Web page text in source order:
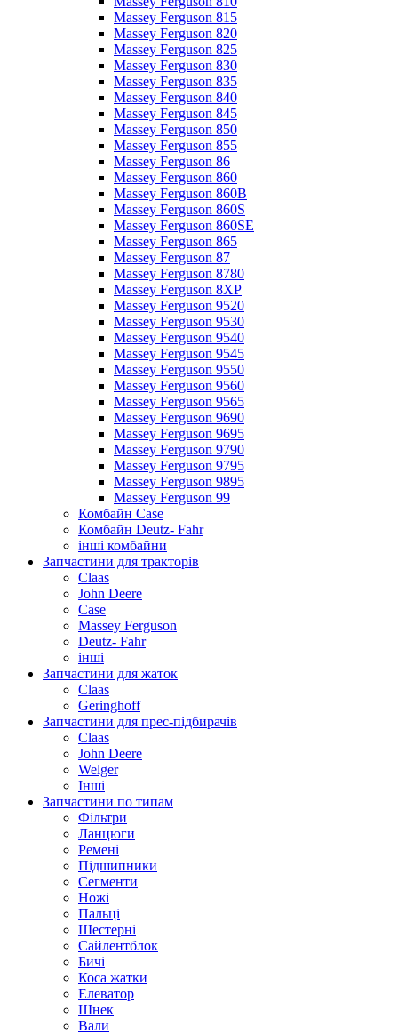
Massey Ferguson 815
Massey Ferguson 820
Massey Ferguson 825
Massey Ferguson 830
Massey Ferguson 835
Massey Ferguson 840
Massey Ferguson 845
Massey Ferguson 850
Massey Ferguson 855
Massey Ferguson 86
Massey Ferguson 860
Massey Ferguson 860B
Massey Ferguson 860S
Massey Ferguson 860SE
Massey Ferguson 865
Massey Ferguson 87
Massey Ferguson 8780
Massey Ferguson 8XP
Massey Ferguson 9520
Massey Ferguson 9530
Massey Ferguson 9540
Massey Ferguson 9545
Massey Ferguson 9550
Massey Ferguson 9560
Massey Ferguson 9565
Massey Ferguson 9690
Massey Ferguson 9695
Massey Ferguson 9790
Massey Ferguson 9795
Massey Ferguson 9895
Massey Ferguson 99
Комбайн Case
Комбайн Deutz- Fahr
інші комбайни
Запчастини для тракторів
Claas
John Deere
Case
Massey Ferguson
Deutz- Fahr
інші
Запчастини для жаток
Claas
Geringhoff
Запчастини для прес-підбирачів
Claas
John Deere
Welger
Інші
Запчастини по типам
Фільтри
Ланцюги
Ремені
Підшипники
Сегменти
Ножі
Пальці
Шестерні
Сайлентблок
Бичі
Коса жатки
Елеватор
Шнек
Вали